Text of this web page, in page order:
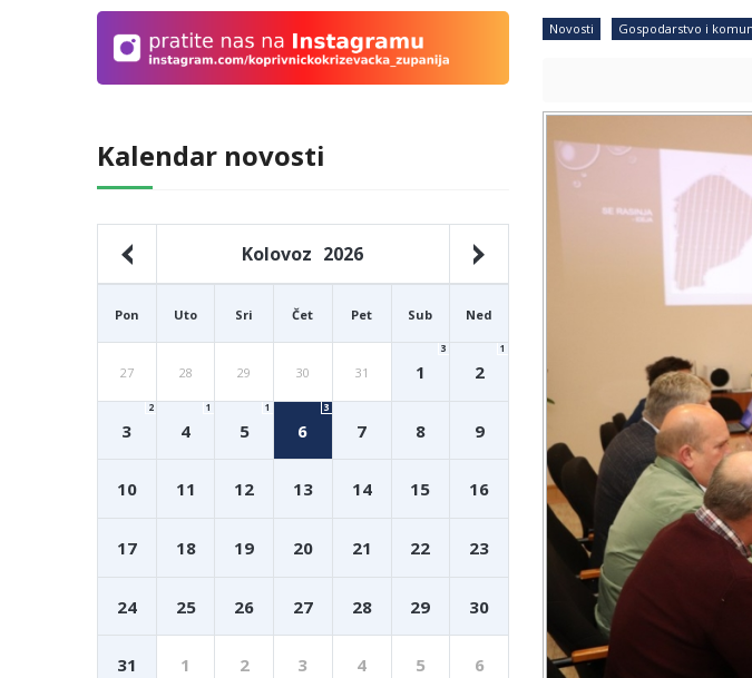
Kalendar novosti
Kolovoz 2026
Pon Uto Sri Čet Pet Sub Ned
27 28 29 30 31 1
3
2
1
3
2
4
1
5
1
6
3
7 8 9
10 11 12 13 14 15 16
17 18 19 20 21 22 23
24 25 26 27 28 29 30
31 1 2 3 4 5 6
Novosti Gospodarstvo i